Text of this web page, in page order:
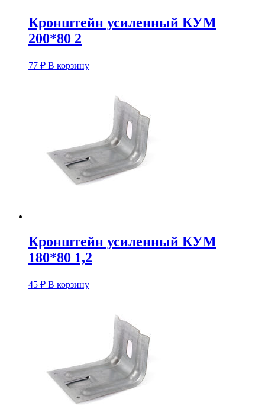
Кронштейн усиленный КУM
200*80 2
77 ₽ В корзину
Кронштейн усиленный КУM
180*80 1,2
45 ₽ В корзину